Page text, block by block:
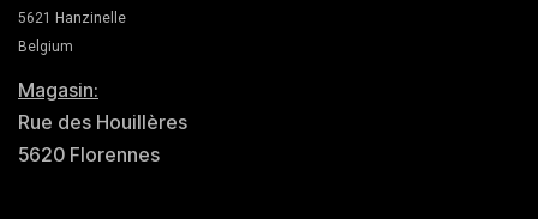
5621 Hanzinelle
Belgium
Magasin:
Rue des Houillères
5620 Florennes